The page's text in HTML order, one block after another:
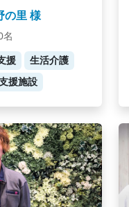
の里 様
名
援
生活介護
援施設